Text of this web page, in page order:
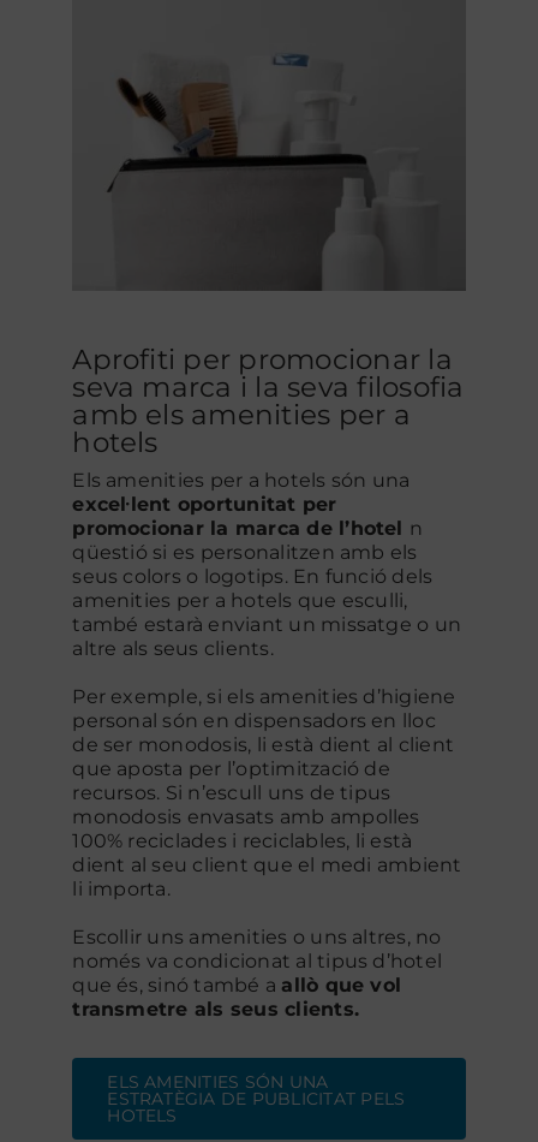
Aprofiti per promocionar la
seva marca i la seva filosofia
amb els amenities per a
hotels
Els amenities per a hotels són una
excel·lent oportunitat per
promocionar la marca de l’hotel n
qüestió si es personalitzen amb els
seus colors o logotips. En funció dels
amenities per a hotels que esculli,
també estarà enviant un missatge o un
altre als seus clients.
Per exemple, si els amenities d’higiene
personal són en dispensadors en lloc
de ser monodosis, li està dient al client
que aposta per l’optimització de
recursos. Si n’escull uns de tipus
monodosis envasats amb ampolles
100% reciclades i reciclables, li està
dient al seu client que el medi ambient
li importa.
Escollir uns amenities o uns altres, no
només va condicionat al tipus d’hotel
que és, sinó també aallò que vol
transmetre als seus clients.
ELS AMENITIES SÓN UNA
ESTRATÈGIA DE PUBLICITAT PELS
HOTELS